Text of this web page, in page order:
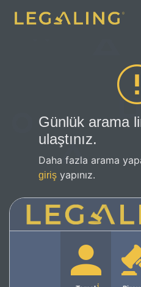
Günlük arama
ulaştınız.
Daha fazla arama
giriş yapınız.